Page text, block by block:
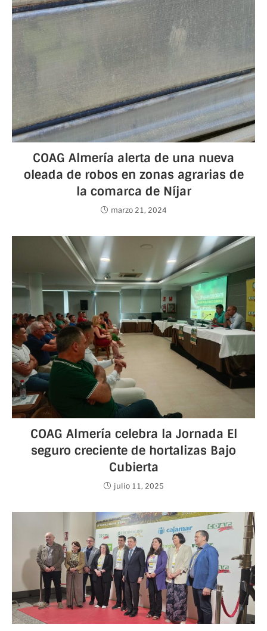
COAG Almería alerta de una nueva
oleada de robos en zonas agrarias de
la comarca de Níjar
marzo 21, 2024
COAG Almería celebra la Jornada El
seguro creciente de hortalizas Bajo
Cubierta
julio 11, 2025